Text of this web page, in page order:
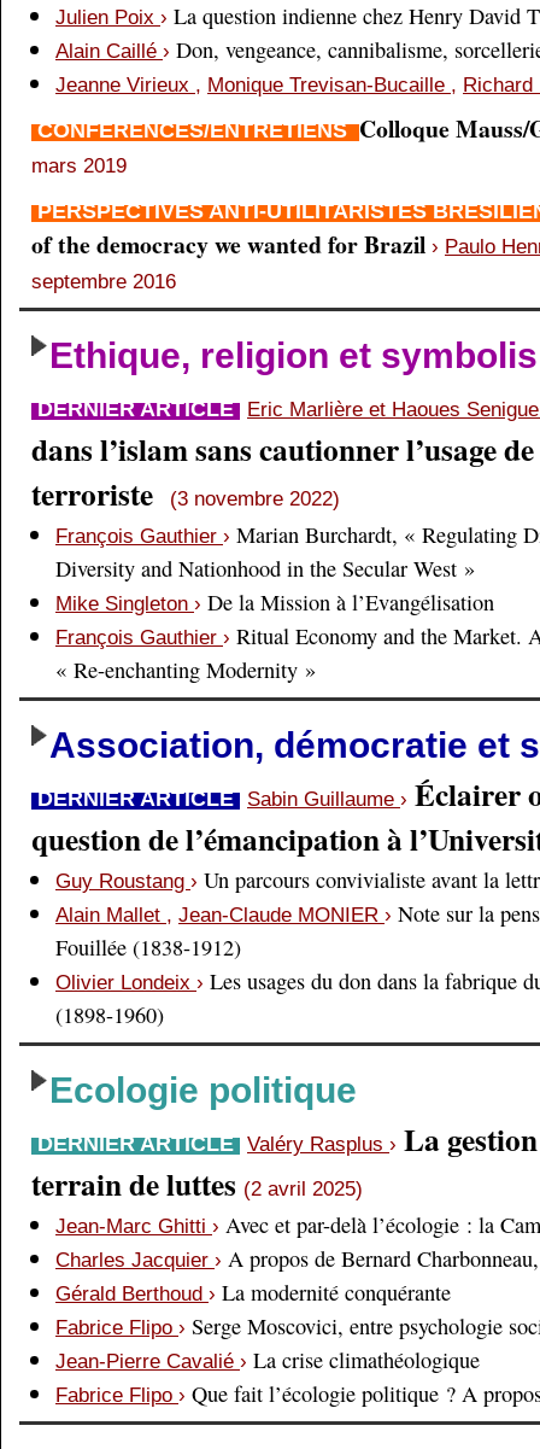
Julien Poix › La question indienne chez Henry David
Alain Caillé › Don, vengeance, cannibalisme,
Jeanne Virieux , Monique Trevisan-Bucaille ,
CONFÉRENCES/ENTRETIENS Colloque
mars 2019
PERSPECTIVES ANTI-UTILITARISTES
of the democracy we wanted for Brazil › Paulo
septembre 2016
Ethique, religion et
DERNIER ARTICLE Eric Marlière et Haoues
dans l’islam sans cautionner l’usage
terroriste
(3 novembre 2022)
François Gauthier › Marian Burchardt, « Regulating
Diversity and Nationhood in the Secular West »
Mike Singleton › De la Mission à l’Evangélisation
François Gauthier › Ritual Economy and the Market.
« Re-enchanting Modernity »
Association, démocratie et
DERNIER ARTICLE Sabin Guillaume › Éclairer
question de l’émancipation à
Guy Roustang › Un parcours convivialiste avant la
Alain Mallet , Jean-Claude MONIER › Note sur la
Fouillée (1838-1912)
Olivier Londeix › Les usages du don dans la fabrique
(1898-1960)
Ecologie politique
DERNIER ARTICLE Valéry Rasplus › La
terrain de luttes (2 avril 2025)
Jean-Marc Ghitti › Avec et par-delà l’écologie : la
Charles Jacquier › A propos de Bernard
Gérald Berthoud › La modernité conquérante
Fabrice Flipo › Serge Moscovici, entre psychologie
Jean-Pierre Cavalié › La crise climathéologique
Fabrice Flipo › Que fait l’écologie politique ? A